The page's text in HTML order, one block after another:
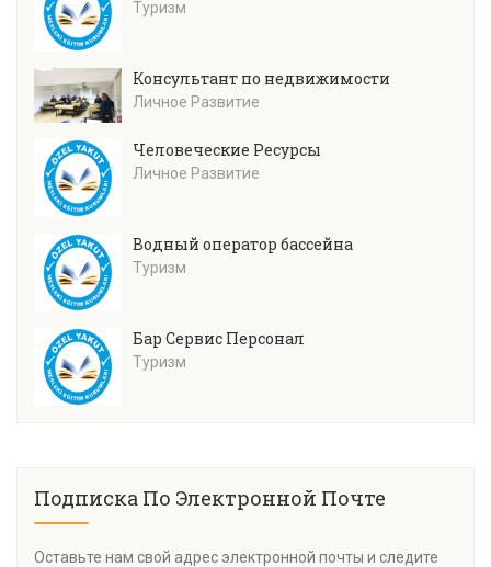
Туризм
Консультант по недвижимости
Личное Развитие
Человеческие Ресурсы
Личное Развитие
Водный оператор бассейна
Туризм
Бар Сервис Персонал
Туризм
Подписка По Электронной Почте
Оставьте нам свой адрес электронной почты и следите